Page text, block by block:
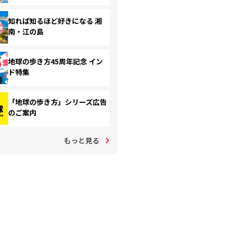
知れば知るほど好きになる 湘
南・江の島
地球の歩き方45周年記念 イン
ド特集
「地球の歩き方」シリーズ広告
のご案内
もっと見る